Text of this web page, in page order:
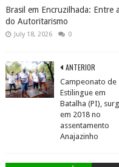
Brasil em Encruzilhada: Entre
do Autoritarismo
July 18, 2026 0
ANTERIOR
Campeonato de
Estilingue em
Batalha (PI),
em 2018 no
assentamento
Anajazinho